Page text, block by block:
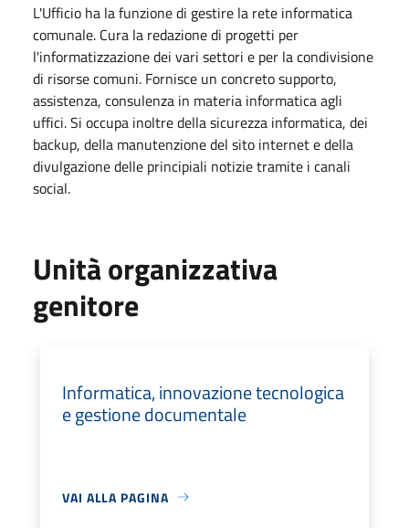
L'Ufficio ha la funzione di gestire la rete informatica
comunale. Cura la redazione di progetti per
l'informatizzazione dei vari settori e per la condivisione
di risorse comuni. Fornisce un concreto supporto,
assistenza, consulenza in materia informatica agli
uffici. Si occupa inoltre della sicurezza informatica, dei
backup, della manutenzione del sito internet e della
divulgazione delle principiali notizie tramite i canali
social.
Unità organizzativa
genitore
Informatica, innovazione tecnologica
e gestione documentale
VAI ALLA PAGINA